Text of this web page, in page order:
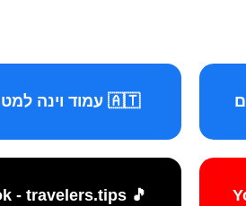
🇦🇹 עמוד וינה למטיילים
🎵 TikTok - travelers.tips